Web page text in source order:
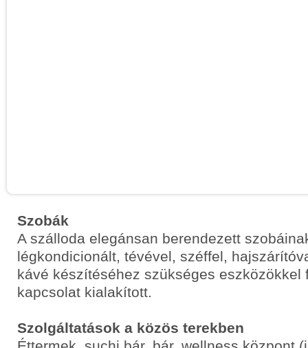
Szobák
A szálloda elegánsan berendezett
légkondicionált, tévével, széffel,
kávé készítéséhez szükséges eszközökkel
kapcsolat kialakított.
Szolgáltatások a közös terekben